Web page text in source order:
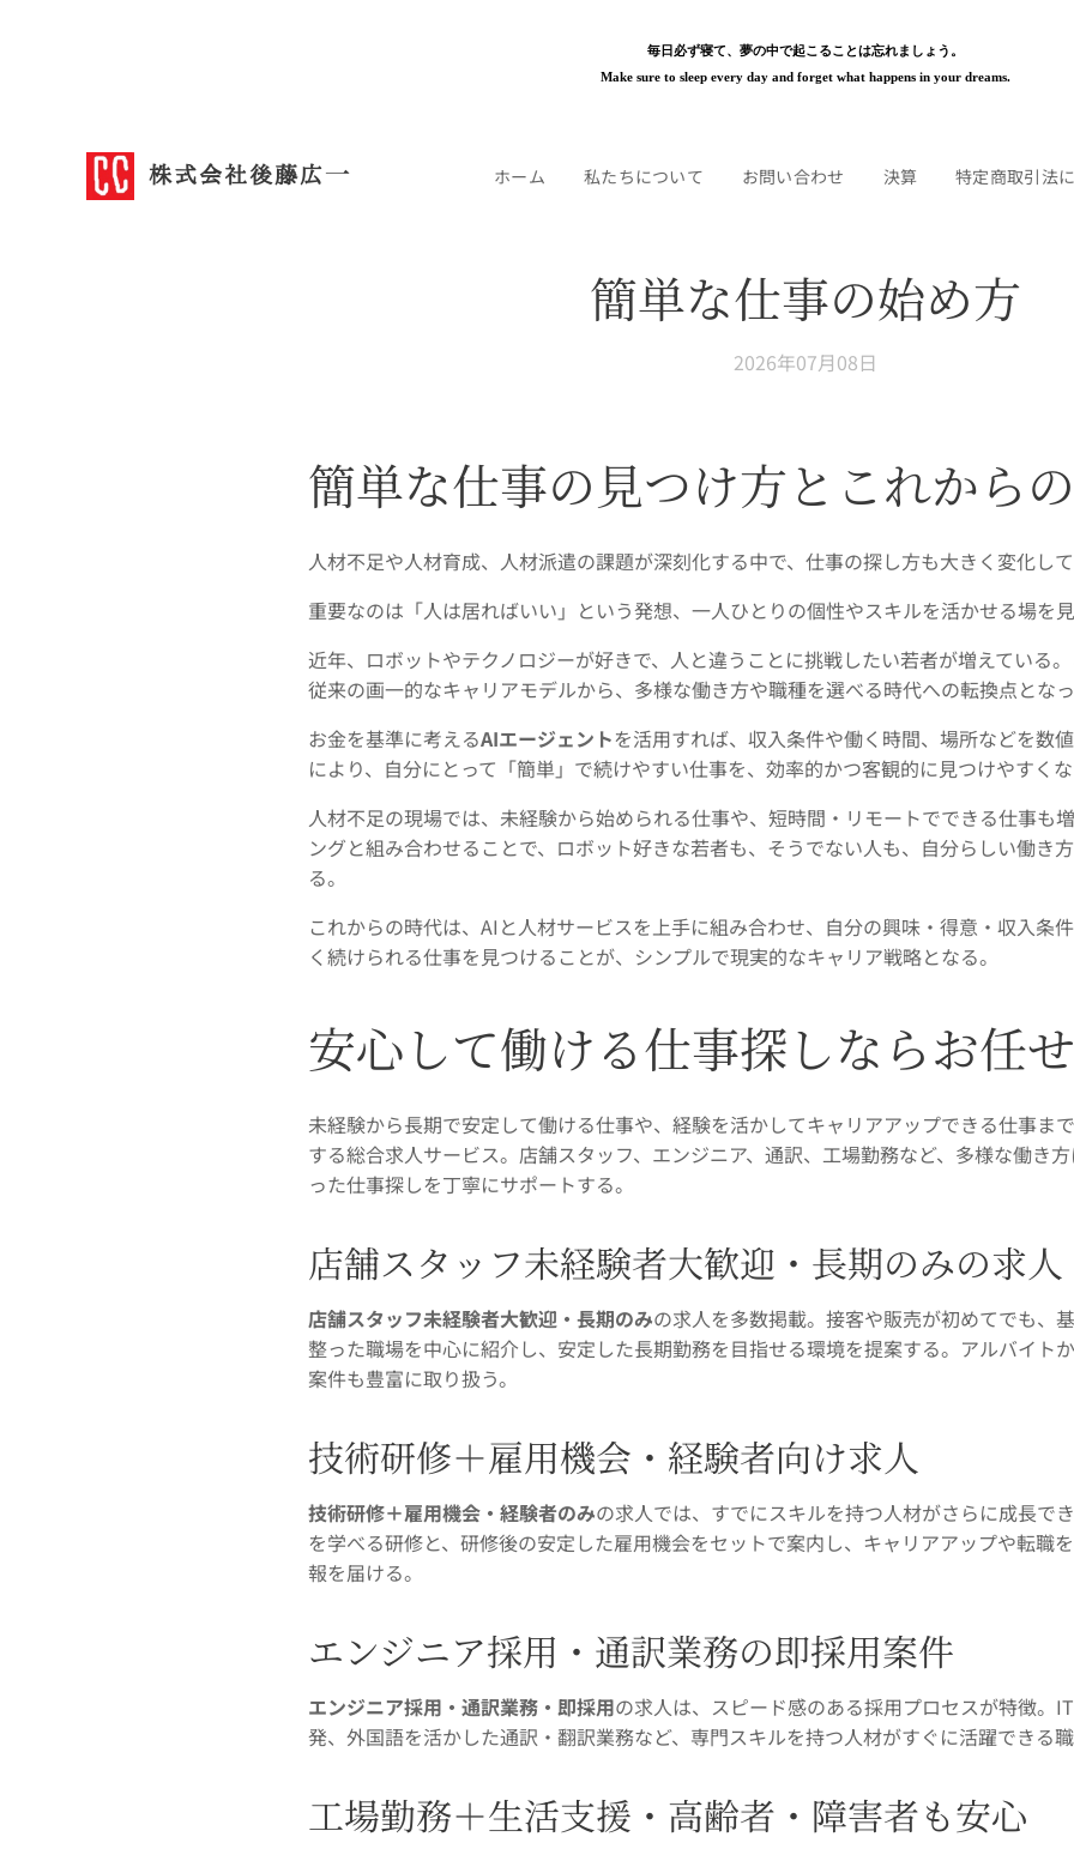
毎日必ず寝て、夢の中で起こることは忘れましょう。
Make sure to sleep every day and forget what happens in your dreams.
株式会社後藤広一 ホーム 私たちについて お問い合わせ 決算 特定商取引法
簡単な仕事の始め方
2026年07月08日
簡単な仕事の見つけ方とこれから
人材不足や人材育成、人材派遣の課題が深刻化する中で、仕事の探し方も大きく変化して
重要なのは「人は居ればいい」という発想、一人ひとりの個性やスキルを活かせる場を
近年、ロボットやテクノロジーが好きで、人と違うことに挑戦したい若者が増えている。
従来の画一的なキャリアモデルから、多様な働き方や職種を選べる時代への転換点となっ
お金を基準に考えるAIエージェントを活用すれば、収入条件や働く時間、場所などを数
により、自分にとって「簡単」で続けやすい仕事を、効率的かつ客観的に見つけやすくな
人材不足の現場では、未経験から始められる仕事や、短時間・リモートでできる仕事も
ングと組み合わせることで、ロボット好きな若者も、そうでない人も、自分らしい働き
る。
これからの時代は、AIと人材サービスを上手に組み合わせ、自分の興味・得意・収入条
く続けられる仕事を見つけることが、シンプルで現実的なキャリア戦略となる。
安心して働ける仕事探しならお任せ
未経験から長期で安定して働ける仕事や、経験を活かしてキャリアアップできる仕事ま
する総合求人サービス。店舗スタッフ、エンジニア、通訳、工場勤務など、多様な働き
った仕事探しを丁寧にサポートする。
店舗スタッフ未経験者大歓迎・長期のみの求人
店舗スタッフ未経験者大歓迎・長期のみの求人を多数掲載。接客や販売が初めてでも、
整った職場を中心に紹介し、安定した長期勤務を目指せる環境を提案する。アルバイト
案件も豊富に取り扱う。
技術研修＋雇用機会・経験者向け求人
技術研修＋雇用機会・経験者のみの求人では、すでにスキルを持つ人材がさらに成長で
を学べる研修と、研修後の安定した雇用機会をセットで案内し、キャリアアップや転職
報を届ける。
エンジニア採用・通訳業務の即採用案件
エンジニア採用・通訳業務・即採用の求人は、スピード感のある採用プロセスが特徴。
発、外国語を活かした通訳・翻訳業務など、専門スキルを持つ人材がすぐに活躍できる
工場勤務＋生活支援・高齢者・障害者も安心